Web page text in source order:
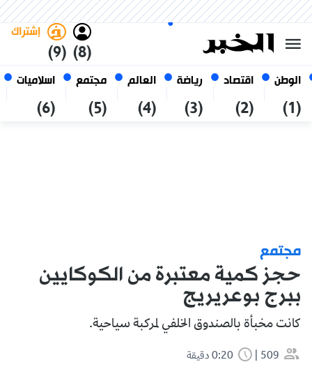
الوطن
(1)
اقتصاد
(2)
رياضة
(3)
العالم
(4)
مجتمع
(5)
اسلاميات
(6)
(8)
إشتراك
(9)
07 أغسطس 2026
الجزائر
مجتمع
حجز كمية معتبرة من الكوكايين
ببرج بوعريريج
كانت مخبأة بالصندوق الخلفي لمركبة سياحية.
509